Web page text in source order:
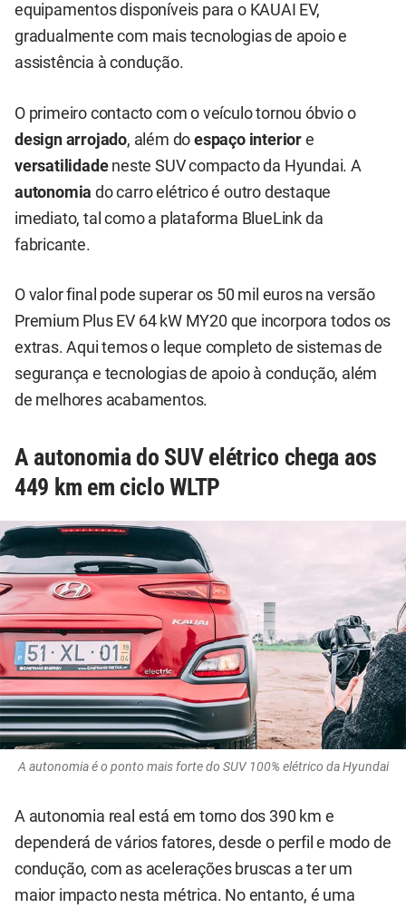
equipamentos disponíveis para o KAUAI EV,
gradualmente com mais tecnologias de apoio e
assistência à condução.
O primeiro contacto com o veículo tornou óbvio o
design arrojado, além do espaço interior e
versatilidadeneste SUV compacto da Hyundai. A
autonomia do carro elétrico é outro destaque
imediato, tal como a plataforma BlueLink da
fabricante.
O valor final pode superar os 50 mil euros na versão
Premium Plus EV 64 kW MY20 que incorpora todos os
extras. Aqui temos o leque completo de sistemas de
segurança e tecnologias de apoio à condução, além
de melhores acabamentos.
A autonomia do SUV elétrico chega aos
449 km em ciclo WLTP
A autonomia é o ponto mais forte do SUV 100% elétrico da Hyundai
A autonomia real está em torno dos 390 km e
dependerá de vários fatores, desde o perfil e modo de
condução, com as acelerações bruscas a ter um
maior impacto nesta métrica. No entanto, é uma